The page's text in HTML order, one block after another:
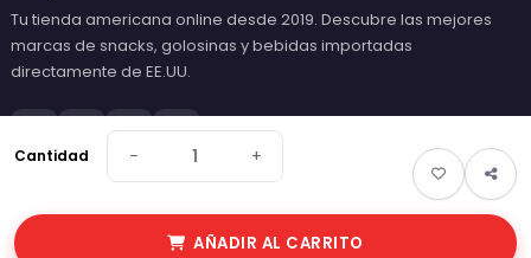
Cantidad − +
AÑADIR AL CARRITO
Tu tienda americana online desde 2019. Descubre las mejores
marcas de snacks, golosinas y bebidas importadas
directamente de EE.UU.
© 2026 Pop's America. Todos los derechos reservados - Made by
New